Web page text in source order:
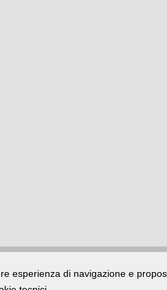
una testata registrata presso il Tribunale di
esperienza di navigazione e